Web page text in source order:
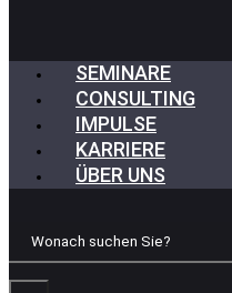
SEMINARE
CONSULTING
IMPULSE
KARRIERE
ÜBER UNS
Wonach
Sie?